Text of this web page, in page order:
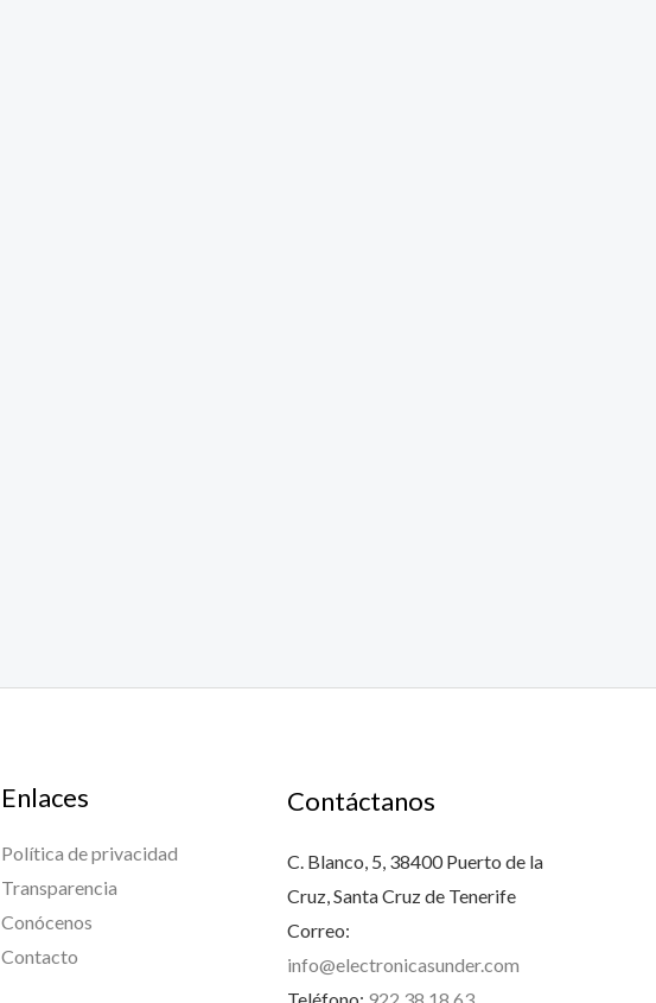
Enlaces
Política de privacidad
Transparencia
Conócenos
Contacto
Contáctanos
C. Blanco, 5, 38400 Puerto de la
Cruz, Santa Cruz de Tenerife
Correo:
info@electronicasunder.com
Teléfono: 922 38 18 63